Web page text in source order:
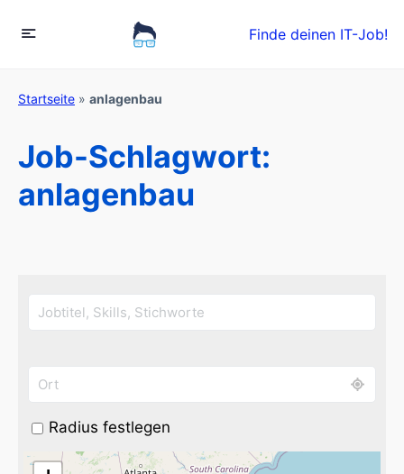
Finde deinen IT-Job!
Startseite » anlagenbau
Job-Schlagwort:
anlagenbau
Radius festlegen